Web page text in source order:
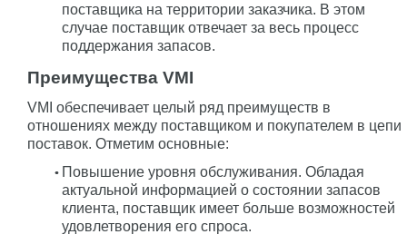
поставщика на территории заказчика. В этом
случае поставщик отвечает за весь процесс
поддержания запасов.
Преимущества VMI
VMI обеспечивает целый ряд преимуществ в
отношениях между поставщиком и покупателем в цепи
поставок. Отметим основные:
Повышение уровня обслуживания. Обладая
актуальной информацией о состоянии запасов
клиента, поставщик имеет больше возможностей
удовлетворения его спроса.